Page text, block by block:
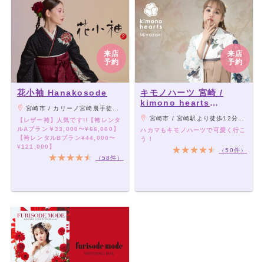
来店
予約
花小袖 Hanakosode
宮崎市 / カリーノ宮崎裏手徒歩2分
【レザー袴】人気です!!【袴レンタ
ルAプラン￥33,000〜¥66,000】
【袴レンタルBプラン¥44,000〜
¥121,000】
（58件）
来店
予約
キモノハーツ 宮崎 /
kimono hearts
Miyazaki
宮崎市 / 宮崎駅より徒歩12分。宮崎駅の大通り25号線を西へ、山形屋の手前の道を左に曲がり、最初の角を右に曲がるとキモノハーツ宮崎に到着！
ハカマもキモノハーツで可愛く行こ
う！
（50件）